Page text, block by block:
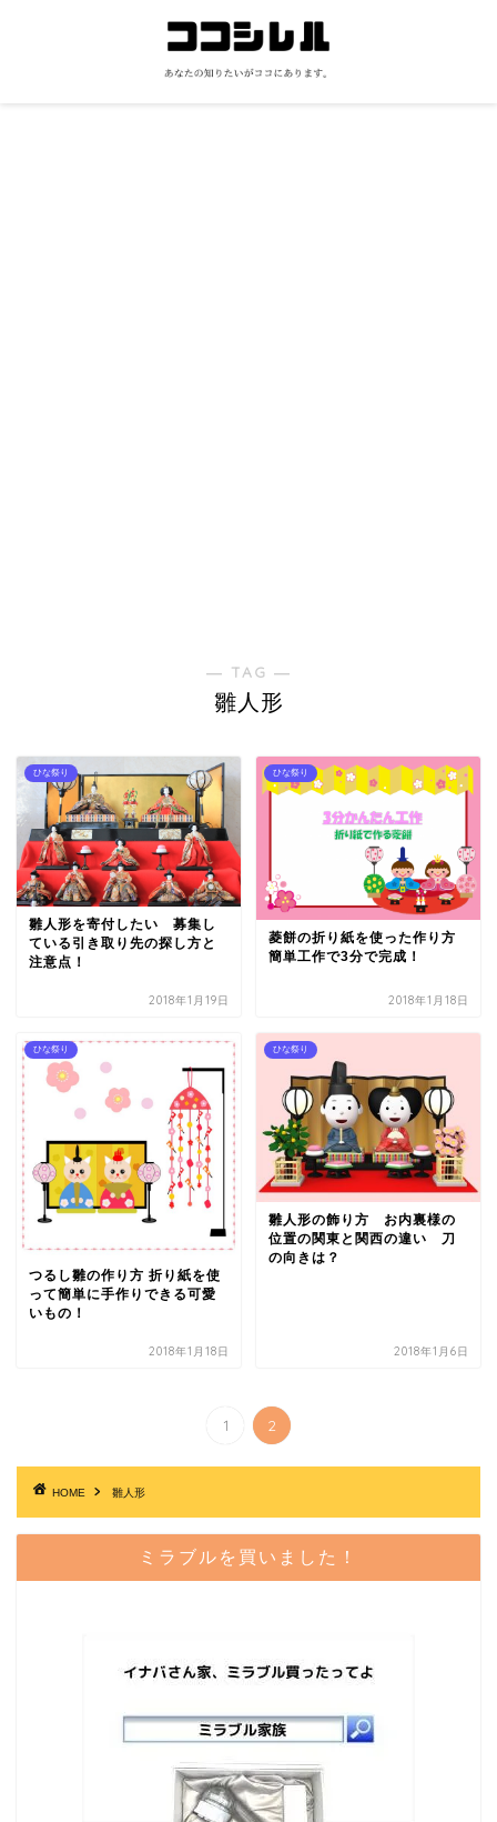
― TAG ―
雛人形
ひな祭り
雛人形を寄付したい 募集し
ている引き取り先の探し方と
注意点！
2018年1月19日
ひな祭り
菱餅の折り紙を使った作り方
簡単工作で3分で完成！
2018年1月18日
ひな祭り
つるし雛の作り方 折り紙を使
って簡単に手作りできる可愛
いもの！
2018年1月18日
ひな祭り
雛人形の飾り方 お内裏様の
位置の関東と関西の違い 刀
の向きは？
2018年1月6日
1 2
HOME 雛人形
ミラブルを買いました！